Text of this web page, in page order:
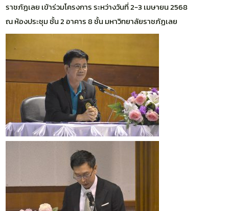
ราชภัฏเลย เข้าร่วมโครงการ ระหว่างวันที่ 2-3 เมษายน 2568
ณ ห้องประชุม ชั้น 2 อาคาร 8 ชั้น มหาวิทยาลัยราชภัฏเลย